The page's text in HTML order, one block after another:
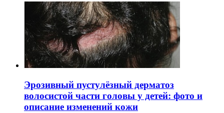
Эрозивный пустулёзный дерматоз
волосистой части головы у детей: фото и
описание изменений кожи